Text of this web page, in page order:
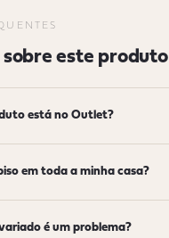
este produto
está no Outlet?
em toda a minha casa?
é um problema?